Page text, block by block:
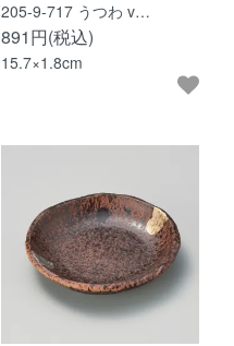
205-9-717 うつわ v…
891円(税込)
15.7×1.8cm